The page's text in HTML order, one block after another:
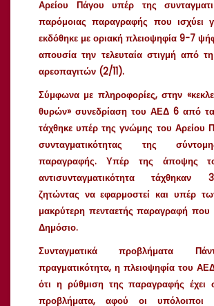
Αρείου Πάγου υπέρ της
παρόμοιας παραγραφής που ισχύει
εκδόθηκε με οριακή πλειοψηφία 9-7
απουσία την τελευταία στιγμή από
αρεοπαγιτών (2/11).
Σύμφωνα με πληροφορίες, στην
θυρών» συνεδρίαση του ΑΕΔ 6 από
τάχθηκε υπέρ της γνώμης του Αρείου
συνταγματικότητας της
παραγραφής. Υπέρ της άποψης
αντισυνταγματικότητα τάχθηκαν
ζητώντας να εφαρμοστεί και υπέρ
μακρύτερη πενταετής παραγραφή που
Δημόσιο.
Συνταγματικά προβλήματα
πραγματικότητα, η πλειοψηφία του
ότι η ρύθμιση της παραγραφής έχει
προβλήματα, αφού οι υπόλοιποι